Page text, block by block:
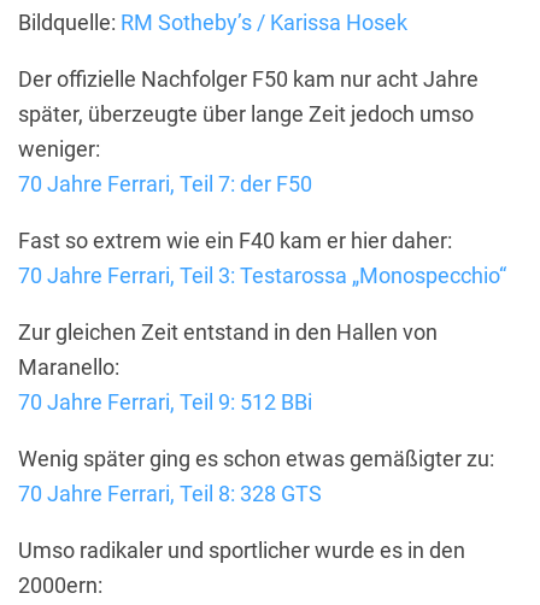
Bildquelle: RM Sotheby’s / Karissa Hosek
Der offizielle Nachfolger F50 kam nur acht Jahre
später, überzeugte über lange Zeit jedoch umso
weniger:
70 Jahre Ferrari, Teil 7: der F50
Fast so extrem wie ein F40 kam er hier daher:
70 Jahre Ferrari, Teil 3: Testarossa „Monospecchio“
Zur gleichen Zeit entstand in den Hallen von
Maranello:
70 Jahre Ferrari, Teil 9: 512 BBi
Wenig später ging es schon etwas gemäßigter zu:
70 Jahre Ferrari, Teil 8: 328 GTS
Umso radikaler und sportlicher wurde es in den
2000ern: